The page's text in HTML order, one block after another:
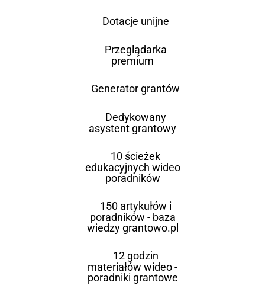
Dotacje unijne
Przeglądarka
premium
Generator grantów
Dedykowany
asystent grantowy
10 ścieżek
edukacyjnych wideo
poradników
150 artykułów i
poradników - baza
wiedzy grantowo.pl
12 godzin
materiałów wideo -
poradniki grantowe